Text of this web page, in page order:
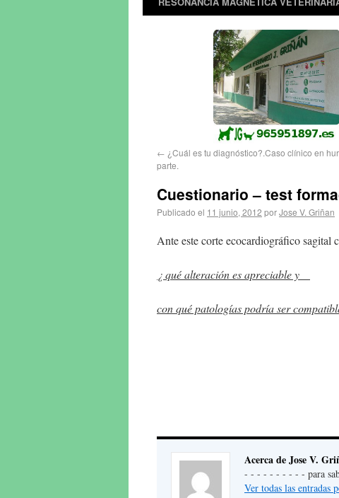
← ¿Cuál es tu diagnóstico?.Caso clínico en
parte.
Cuestionario – test
Publicado el 11 junio, 2012 porJose V. Griñan
Ante este corte ecocardiográfico sagital
¿ qué alteración es apreciable y
con qué patologías podría ser
Acerca de Jose V.
- - - - - - - - - - para
Ver todas las entradas